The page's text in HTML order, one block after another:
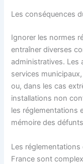
Les conséquences
Ignorer les normes
entraîner diverses
administratives. Les
services
ou, dans les cas
installations non
les réglementations
mémoire des
Les
France sont